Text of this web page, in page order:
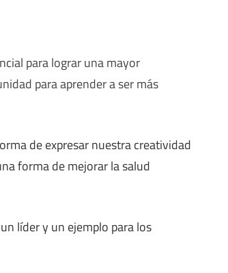
para lograr una mayor
para aprender a ser más
de expresar nuestra creatividad
forma de mejorar la salud
líder y un ejemplo para los